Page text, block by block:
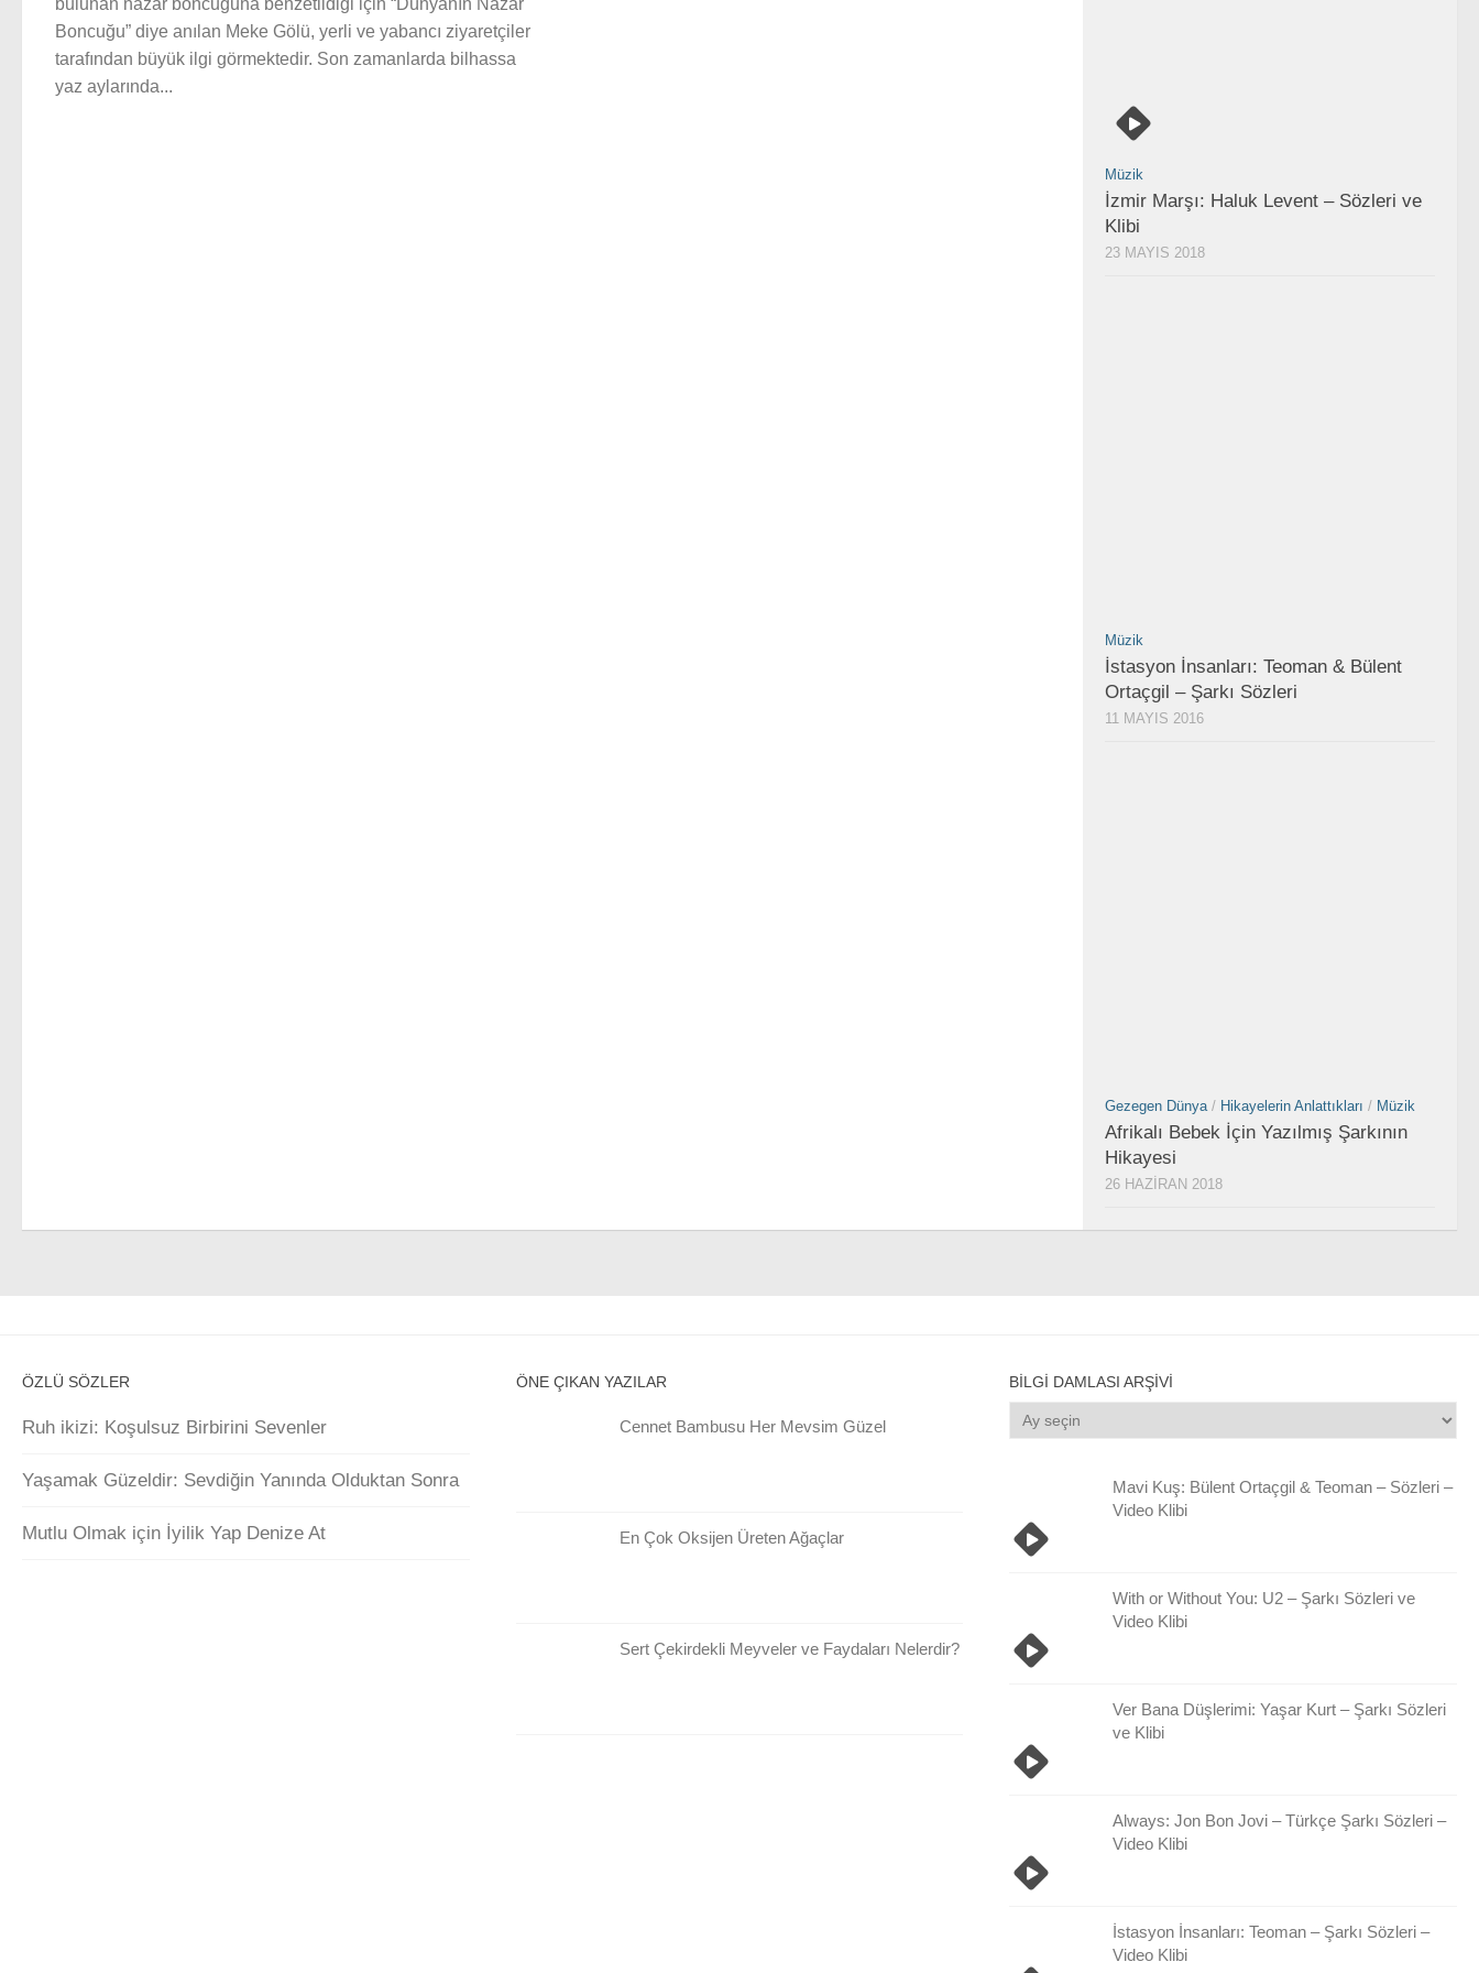
bulunan nazar boncuğuna benzetildiği için “Dünyanın Nazar
Boncuğu” diye anılan Meke Gölü, yerli ve yabancı ziyaretçiler
tarafından büyük ilgi görmektedir. Son zamanlarda bilhassa
yaz aylarında...
Müzik
İzmir Marşı: Haluk Levent – Sözleri ve
Klibi
23 MAYIS 2018
Müzik
İstasyon İnsanları: Teoman & Bülent
Ortaçgil – Şarkı Sözleri
11 MAYIS 2016
Gezegen Dünya/ Hikayelerin Anlattıkları / Müzik
Afrikalı Bebek İçin Yazılmış Şarkının
Hikayesi
26 HAZIRAN 2018
ÖZLÜ SÖZLER
Ruh ikizi: Koşulsuz Birbirini Sevenler
Yaşamak Güzeldir: Sevdiğin Yanında Olduktan Sonra
Mutlu Olmak için İyilik Yap Denize At
ÖNE ÇIKAN YAZILAR
Cennet Bambusu Her Mevsim Güzel
En Çok Oksijen Üreten Ağaçlar
Sert Çekirdekli Meyveler ve Faydaları Nelerdir?
BILGI DAMLASI ARŞIVI
Bilgi
Damlası
Mavi Kuş: Bülent Ortaçgil & Teoman – Sözleri –
Video Klibi
With or Without You: U2 – Şarkı Sözleri ve
Video Klibi
Ver Bana Düşlerimi: Yaşar Kurt – Şarkı Sözleri
ve Klibi
Always: Jon Bon Jovi – Türkçe Şarkı Sözleri –
Video Klibi
İstasyon İnsanları: Teoman – Şarkı Sözleri –
Video Klibi